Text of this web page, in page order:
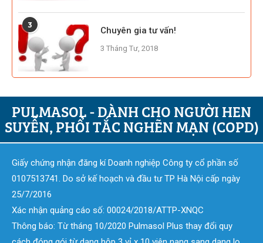
3
Chuyên gia tư vấn!
3 Tháng Tư, 2018
PULMASOL - DÀNH CHO NGƯỜI HEN
SUYỄN, PHỔI TẮC NGHẼN MẠN (COPD)
Giấy chứng nhận đăng kí Doanh nghiệp Công ty cổ phần số
0107513741. Do sở kế hoạch và đầu tư TP Hà Nội cấp ngày
25/7/2016
Xác nhận quảng cáo số: 00024/2018/ATTP-XNQC
Thông báo: Từ tháng 10/2020 Pulmasol Plus thay đổi quy